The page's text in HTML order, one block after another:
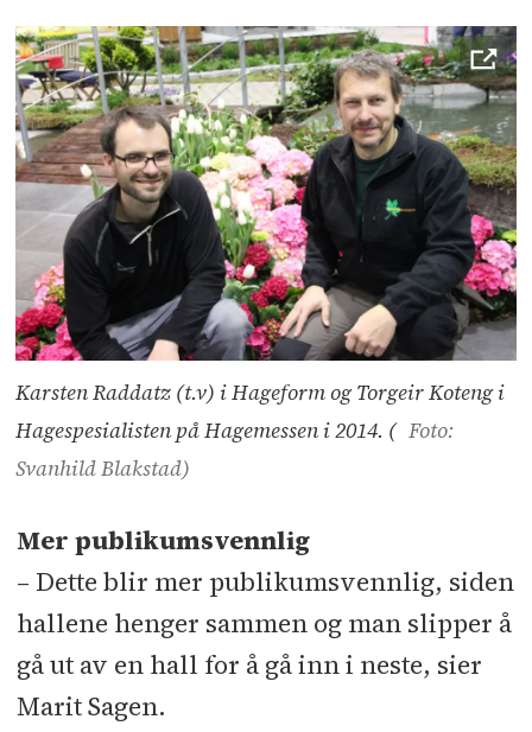
Karsten Raddatz (t.v) i Hageform og Torgeir Koteng i
Hagespesialisten på Hagemessen i 2014. ( Foto:
Svanhild Blakstad)
Mer publikumsvennlig
– Dette blir mer publikumsvennlig, siden
hallene henger sammen og man slipper å
gå ut av en hall for å gå inn i neste, sier
Marit Sagen.